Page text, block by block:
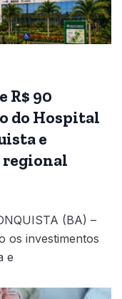
R$ 90
do Hospital
e
regional
(BA) –
os investimentos
e